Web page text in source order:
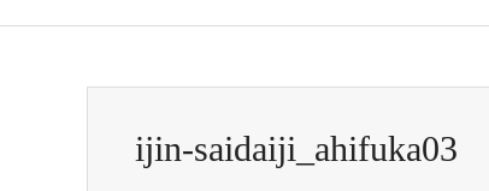
ijin-saidaiji_ahifuka03